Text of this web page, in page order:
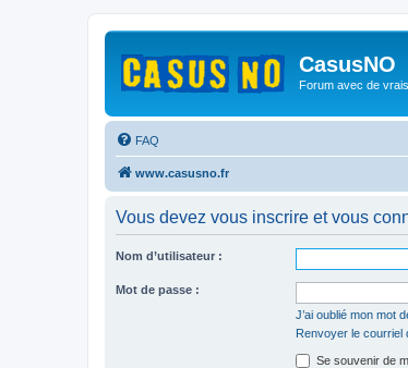
CasusNO
Forum avec de
FAQ
www.casusno.fr
Vous devez vous inscrire et vous
Nom d’utilisateur :
Mot de passe :
J’ai oublié mon mot
Renvoyer le courriel
Se souvenir de